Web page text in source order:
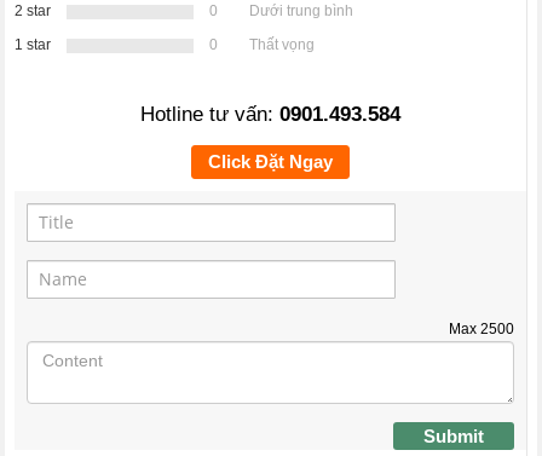
2 star
0
Dưới trung bình
1 star
0 Thất vọng
Hotline tư vấn: 0901.493.584
Click Đặt Ngay
Max 2500
Submit